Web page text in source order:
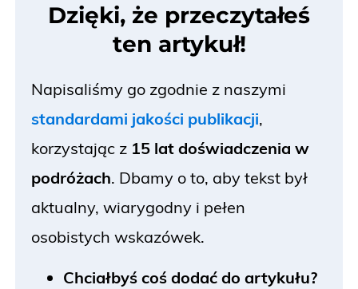
Dzięki, że przeczytałeś
ten artykuł!
Napisaliśmy go zgodnie z naszymi
standardami jakości publikacji,
korzystając z 15 lat doświadczenia w
podróżach. Dbamy o to, aby tekst był
aktualny, wiarygodny i pełen
osobistych wskazówek.
Chciałbyś coś dodać do artykułu?